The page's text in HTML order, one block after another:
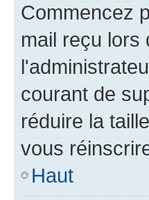
Commencez
mail reçu lors
courant de
réduire la
vous
Haut